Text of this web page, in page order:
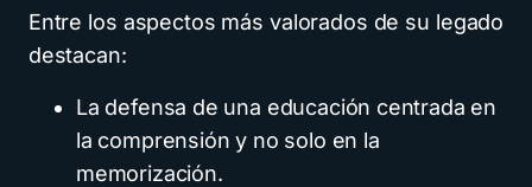
Entre los aspectos más valorados de su legado
destacan:
La defensa de una educación centrada en
la comprensión y no solo en la
memorización.